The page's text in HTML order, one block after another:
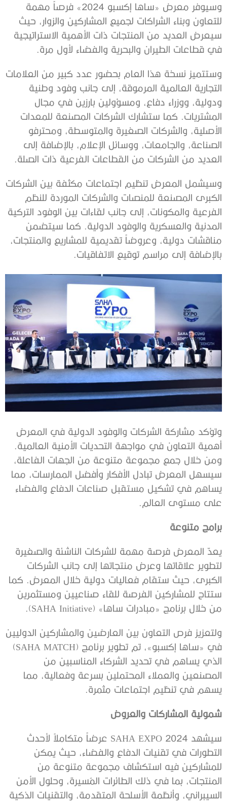
وسيوفر معرض «ساها إكسبو 2024» فرصاً مهمة
للتعاون وبناء الشراكات لجميع المشاركين والزوار، حيث
سيعرض العديد من المنتجات ذات الأهمية الاستراتيجية
في قطاعات الطيران والبحرية والفضاء لأول مرة.
وستتميز نسخة هذا العام بحضور عدد كبير من العلامات
التجارية العالمية المرموقة، إلى جانب وفود وطنية
ودولية، ووزراء دفاع، ومسؤولين بارزين في مجال
المشتريات. كما ستشارك الشركات المصنعة للمعدات
الأصلية، والشركات الصغيرة والمتوسطة، ومحترفو
الصناعة، والجامعات، ووسائل الإعلام، بالإضافة إلى
العديد من الشركات من القطاعات الفرعية ذات الصلة.
وسيشمل المعرض تنظيم اجتماعات مكثفة بين الشركات
الكبرى المصنعة للمنصات والشركات الموردة للنظم
الفرعية والمكونات، إلى جانب لقاءات بين الوفود التركية
المدنية والعسكرية والوفود الدولية. كما سيتضمن
مناقشات دولية، وعروضاً تقديمية للمشاريع والمنتجات،
بالإضافة إلى مراسم توقيع الاتفاقيات.
وتؤكد مشاركة الشركات والوفود الدولية في المعرض
أهمية التعاون في مواجهة التحديات الأمنية العالمية.
ومن خلال جمع مجموعة متنوعة من الجهات الفاعلة،
سيسهل المعرض تبادل الأفكار وأفضل الممارسات، مما
يساهم في تشكيل مستقبل صناعات الدفاع والفضاء
على مستوى العالم.
برامج متنوعة
يعدّ المعرض فرصة مهمة للشركات الناشئة والصغيرة
لتطوير علاقاتها وعرض منتجاتها إلى جانب الشركات
الكبرى، حيث ستقام فعاليات دولية خلال المعرض. كما
ستتاح للمشاركين الفرصة للقاء صناعيين ومستثمرين
من خلال برنامج «مبادرات ساها» (SAHA Initiative).
ولتعزيز فرص التعاون بين العارضين والمشاركين الدوليين
في «ساها إكسبو»، تم تطوير برنامج (SAHA MATCH)
الذي يساهم في تحديد الشركاء المناسبين من
المصنعين والعملاء المحتملين بسرعة وفعالية، مما
يسهم في تنظيم اجتماعات مثمرة.
شمولية المشاركات والعروض
سيشهد SAHA EXPO 2024 عرضاً متكاملاً لأحدث
التطورات في تقنيات الدفاع والفضاء، حيث يمكن
للمشاركين فيه استكشاف مجموعة متنوعة من
المنتجات، بما في ذلك الطائرات المُسيرة، وحلول الأمن
السيبراني، وأنظمة الأسلحة المتقدمة، والتقنيات الذكية